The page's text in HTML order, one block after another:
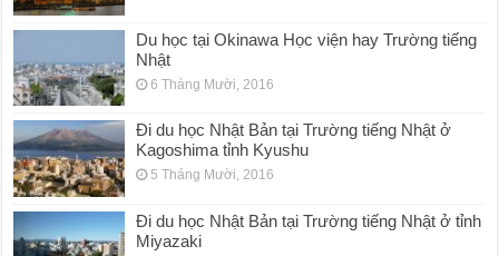
Du học tại Okinawa Học viện hay Trường tiếng
Nhật
6 Tháng Mười, 2016
Đi du học Nhật Bản tại Trường tiếng Nhật ở
Kagoshima tỉnh Kyushu
5 Tháng Mười, 2016
Đi du học Nhật Bản tại Trường tiếng Nhật ở tỉnh
Miyazaki